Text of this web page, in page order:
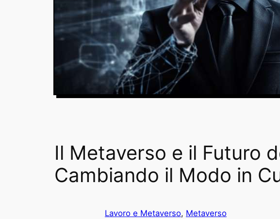
Il Metaverso e il Futuro
Cambiando il Modo in
Lavoro e Metaverso, Metaverso